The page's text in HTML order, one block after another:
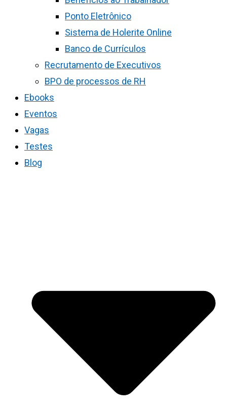
Ponto Eletrônico
Sistema de Holerite Online
Banco de Currículos
Recrutamento de Executivos
BPO de processos de RH
Ebooks
Eventos
Vagas
Testes
Blog